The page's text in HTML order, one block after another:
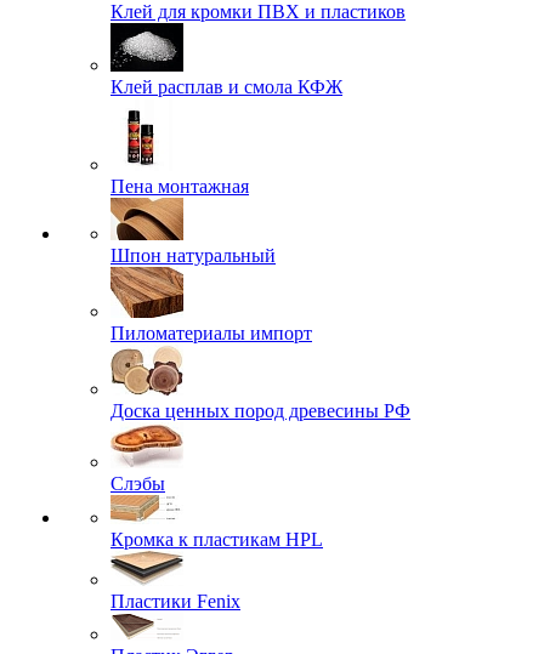
Клей для кромки ПВХ и пластиков
Клей расплав и смола КФЖ
Пена монтажная
Шпон натуральный
Пиломатериалы импорт
Доска ценных пород древесины РФ
Слэбы
Кромка к пластикам HPL
Пластики Fenix